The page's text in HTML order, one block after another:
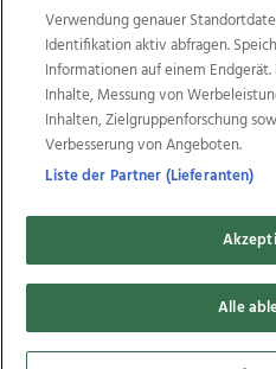
Weitere Angebote des
TV1 di-mog-i.at
Life Radio
OÖN Karriere
OÖN Reise
Regionaljobs
Copyrights © 2026 Tips
developed
Cookie
Verwendung genauer
Identifikation aktiv abfragen.
Informationen auf einem
Inhalte, Messung von
Inhalten, Zielgruppenforschung
Verbesserung von Angeboten.
Liste der Partner (Lieferanten)
Alle